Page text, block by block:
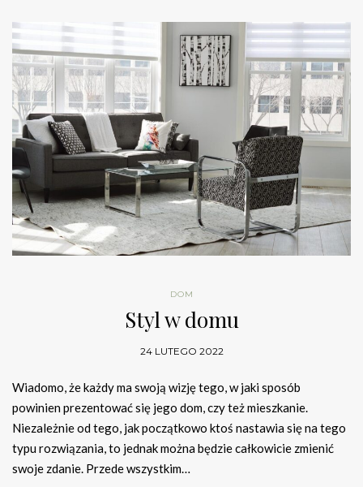
DOM
Styl w domu
24 LUTEGO 2022
Wiadomo, że każdy ma swoją wizję tego, w jaki sposób
powinien prezentować się jego dom, czy też mieszkanie.
Niezależnie od tego, jak początkowo ktoś nastawia się na tego
typu rozwiązania, to jednak można będzie całkowicie zmienić
swoje zdanie. Przede wszystkim…